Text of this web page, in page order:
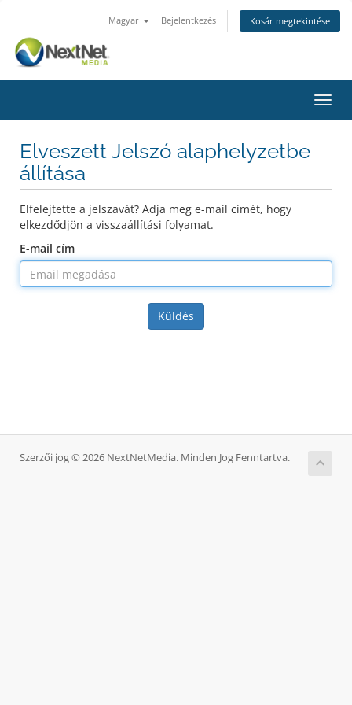
Magyar Bejelentkezés Kosár megtekintése
a
Elveszett Jelszó alaphelyzetbe
állítása
Elfelejtette a jelszavát? Adja meg e-mail címét, hogy
elkezdődjön a visszaállítási folyamat.
E-mail cím
Küldés
Szerzői jog © 2026 NextNetMedia. Minden Jog Fenntartva.